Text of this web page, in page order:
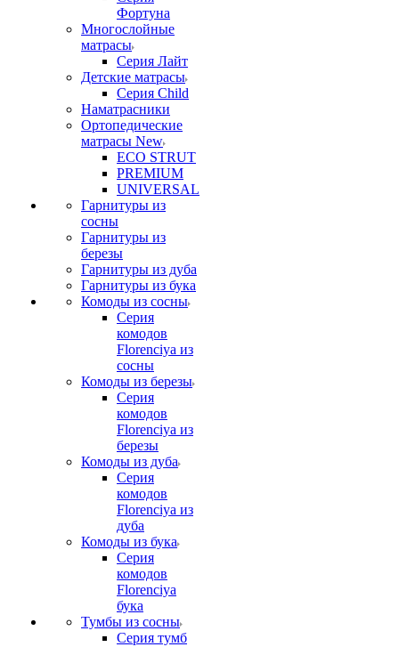
Фортуна
Многослойные
матрасы
Серия Лайт
Детские матрасы
Серия Child
Наматрасники
Ортопедические
матрасы New
ECO STRUT
PREMIUM
UNIVERSAL
Гарнитуры из
сосны
Гарнитуры из
березы
Гарнитуры из дуба
Гарнитуры из бука
Комоды из сосны
Серия
комодов
Florenciya из
сосны
Комоды из березы
Серия
комодов
Florenciya из
березы
Комоды из дуба
Серия
комодов
Florenciya из
дуба
Комоды из бука
Серия
комодов
Florenciya
бука
Тумбы из сосны
Серия тумб